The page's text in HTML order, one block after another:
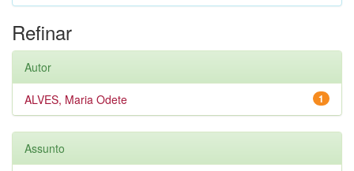
Refinar
Autor
1
ALVES, Maria Odete
Assunto